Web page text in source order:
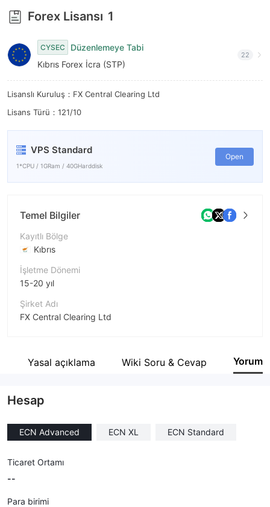
Forex Lisansı 1
CYSEC
Düzenlemeye Tabi
Kıbrıs Forex İcra (STP)
22
Lisanslı Kuruluş：FX Central Clearing Ltd
Lisans Türü：121/10
VPS Standard
1*CPU / 1GRam / 40GHarddisk
Open
Temel Bilgiler
Kayıtlı Bölge
Kıbrıs
İşletme Dönemi
15-20 yıl
Şirket Adı
FX Central Clearing Ltd
Şirket çalışanı
Yasal açıklama Wiki Soru & Cevap Yorum
Hesap
ECN Advanced ECN XL ECN Standard
Ticaret Ortamı
--
Para birimi